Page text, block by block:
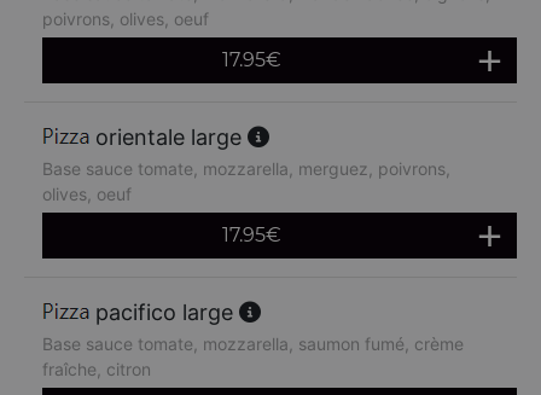
poivrons, olives, oeuf
17.95€
orientale large
Base sauce tomate, mozzarella, merguez, poivrons,
olives, oeuf
17.95€
pacifico large
Base sauce tomate, mozzarella, saumon fumé, crème
fraîche, citron